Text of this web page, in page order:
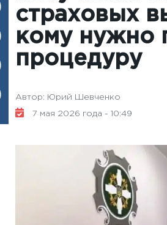
страховых
кому нужно
процедуру
Автор: Юрий Шевченко
7 мая 2026 года - 10:49